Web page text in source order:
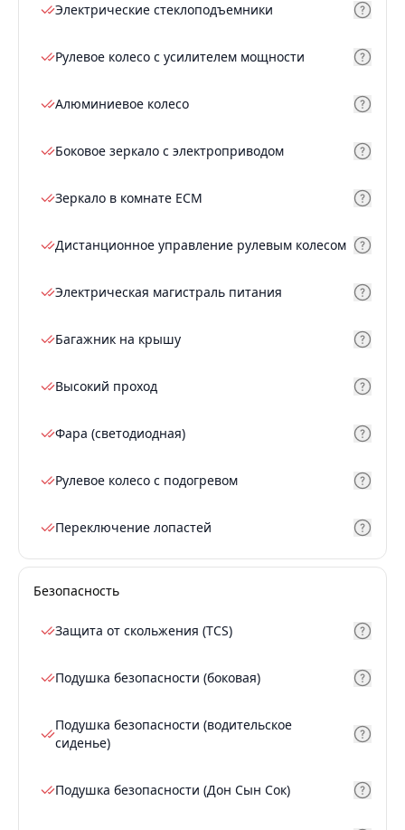
Электрические стеклоподъемники
Рулевое колесо с усилителем мощности
Алюминиевое колесо
Боковое зеркало с электроприводом
Зеркало в комнате ECM
Дистанционное управление рулевым колесом
Электрическая магистраль питания
Багажник на крышу
Высокий проход
Фара (светодиодная)
Рулевое колесо с подогревом
Переключение лопастей
Безопасность
Защита от скольжения (TCS)
Подушка безопасности (боковая)
Подушка безопасности (водительское
сиденье)
Подушка безопасности (Дон Сын Сок)